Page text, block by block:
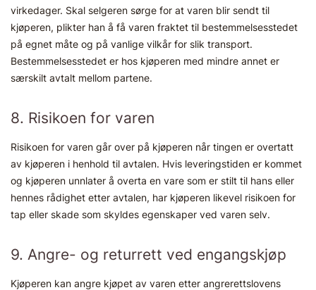
virkedager. Skal selgeren sørge for at varen blir sendt til
kjøperen, plikter han å få varen fraktet til bestemmelsesstedet
på egnet måte og på vanlige vilkår for slik transport.
Bestemmelsesstedet er hos kjøperen med mindre annet er
særskilt avtalt mellom partene.
8. Risikoen for varen
Risikoen for varen går over på kjøperen når tingen er overtatt
av kjøperen i henhold til avtalen. Hvis leveringstiden er kommet
og kjøperen unnlater å overta en vare som er stilt til hans eller
hennes rådighet etter avtalen, har kjøperen likevel risikoen for
tap eller skade som skyldes egenskaper ved varen selv.
9. Angre- og returrett ved engangskjøp
Kjøperen kan angre kjøpet av varen etter angrerettslovens